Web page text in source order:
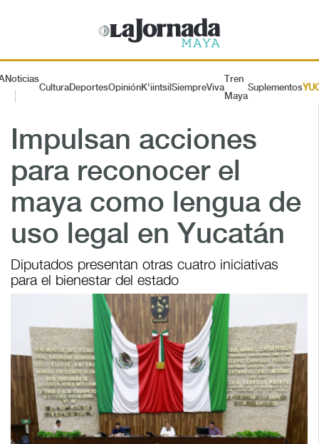
Noticias
CulturaDeportesOpiniónK'iintsil SiempreViva
Tren
Maya
Suplementos
Impulsan acciones
para reconocer el
maya como lengua de
uso legal en Yucatán
Diputados presentan otras cuatro iniciativas
para el bienestar del estado